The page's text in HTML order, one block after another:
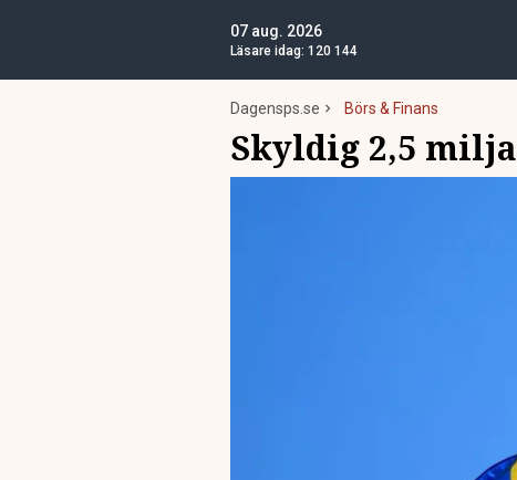
07 aug. 2026
Läsare idag: 120 144
Dagensps.se Börs & Finans
Skyldig 2,5